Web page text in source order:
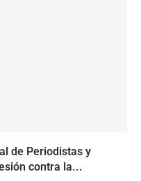
de Periodistas y
contra la...